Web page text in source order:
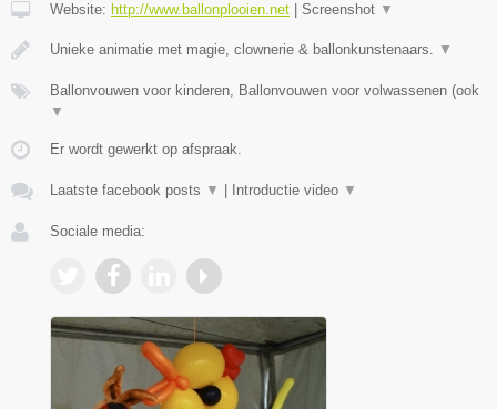
Website: http://www.ballonplooien.net Screenshot ▼
Unieke animatie met magie, clownerie & ballonkunstenaars. ▼
Ballonvouwen voor kinderen, Ballonvouwen voor volwassenen (ook
▼
Er wordt gewerkt op afspraak.
Laatste facebook posts ▼ Introductie video ▼
Sociale media: